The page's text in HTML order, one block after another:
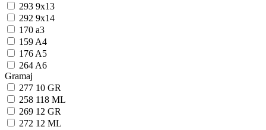
293 9x13
292 9x14
170 a3
159 A4
176 A5
264 A6
Gramaj
277 10 GR
258 118 ML
269 12 GR
272 12 ML